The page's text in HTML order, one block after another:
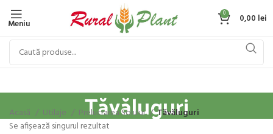
Meniu
0 0,00 lei
Tăvăluguri
Acasă Utilaje Prelucrarea Solului
Tăvăluguri
Se afișează singurul rezultat